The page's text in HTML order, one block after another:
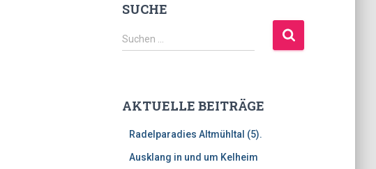
SUCHE
S
u
n
Suchen …
AKTUELLE BEITRÄGE
Radelparadies Altmühltal (5).
Ausklang in und um Kelheim